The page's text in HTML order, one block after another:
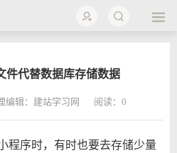
件代替数据库存储数据
编辑：建站学习网 阅读： 0
程序时，有时也要去存储少量